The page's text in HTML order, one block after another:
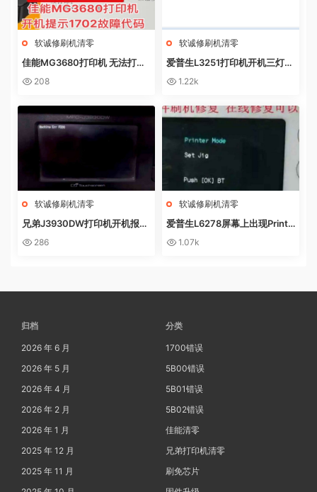
软诚修刷机清零
佳能MG3680打印机 无法打印
电脑提示错误代码5B02 废墨收
208
软诚修刷机清零
爱普生L3251打印机开机三灯长
亮 无自检动作
1.22k
软诚修刷机清零
兄弟J3930DW打印机开机报错
Machine Err FE00远程操作快
286
软诚修刷机清零
爱普生L6278屏幕上出现Printe
r mode英文 进不了系统 刷固件
1.07k
归档
2026 年 6 月
2026 年 5 月
2026 年 4 月
2026 年 2 月
2026 年 1 月
2025 年 12 月
2025 年 11 月
分类
1700错误
5B00错误
5B01错误
5B02错误
佳能清零
兄弟打印机清零
刷免芯片